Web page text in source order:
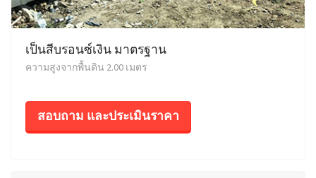
เป็นสีบรอนซ์เงิน มาตรฐาน
ความสูงจากพื้นดิน 2.00 เมตร
สอบถาม และประเมินราคา